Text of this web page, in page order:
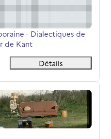
- Dialectiques de
de Kant
Détails